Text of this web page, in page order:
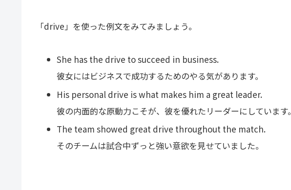
「drive」を使った例文をみてみましょう。
She has the drive to succeed in business.
彼女にはビジネスで成功するためのやる気があります。
His personal drive is what makes him a great leader.
彼の内面的な原動力こそが、彼を優れたリーダーにしています。
The team showed great drive throughout the match.
そのチームは試合中ずっと強い意欲を見せていました。